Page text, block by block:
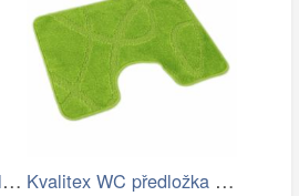
ASIR Koupelnová předložka CIRCLE… Kvalitex WC předložka Elipsy zelená, 60…